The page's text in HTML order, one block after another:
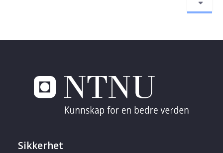
Sikkerhet